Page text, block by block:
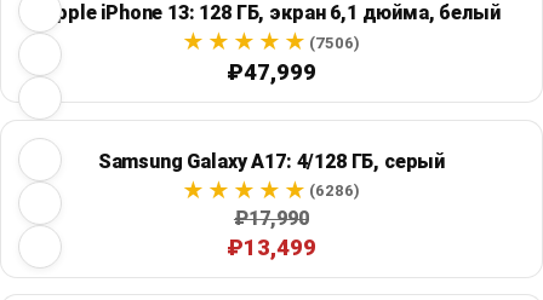
Apple iPhone 13: 128 ГБ, экран 6,1 дюйма, белый
(7506)
₽47,999
Samsung Galaxy A17: 4/128 ГБ, серый
(6286)
₽17,990
₽13,499